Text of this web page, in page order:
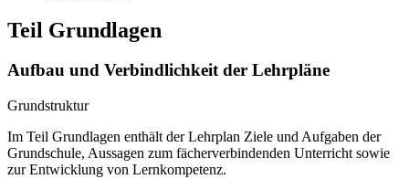
Teil Grundlagen
Aufbau und Verbindlichkeit der Lehrpläne
Grundstruktur
Im Teil Grundlagen enthält der Lehrplan Ziele und Aufgaben der
Grundschule, Aussagen zum fächerverbindenden Unterricht sowie
zur Entwicklung von Lernkompetenz.